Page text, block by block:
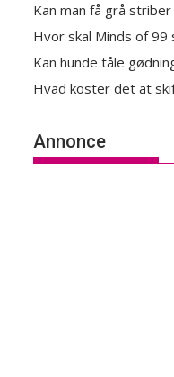
Kan man få grå
Hvor skal Minds of 99
Kan hunde tåle
Hvad koster det at
Annonce